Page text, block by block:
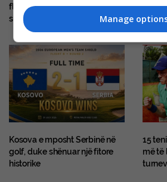
flamurin kombëtar midis
serbëve të tërbuar
thotë
Kosova e mposht Serbinë në
golf, duke shënuar një fitore
historike
15
më të
Manage